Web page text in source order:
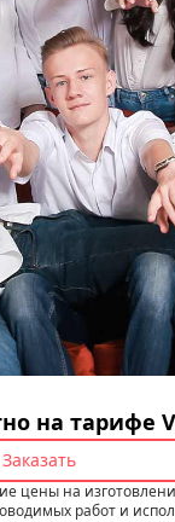
на тарифе
Заказать
цены на
работ и